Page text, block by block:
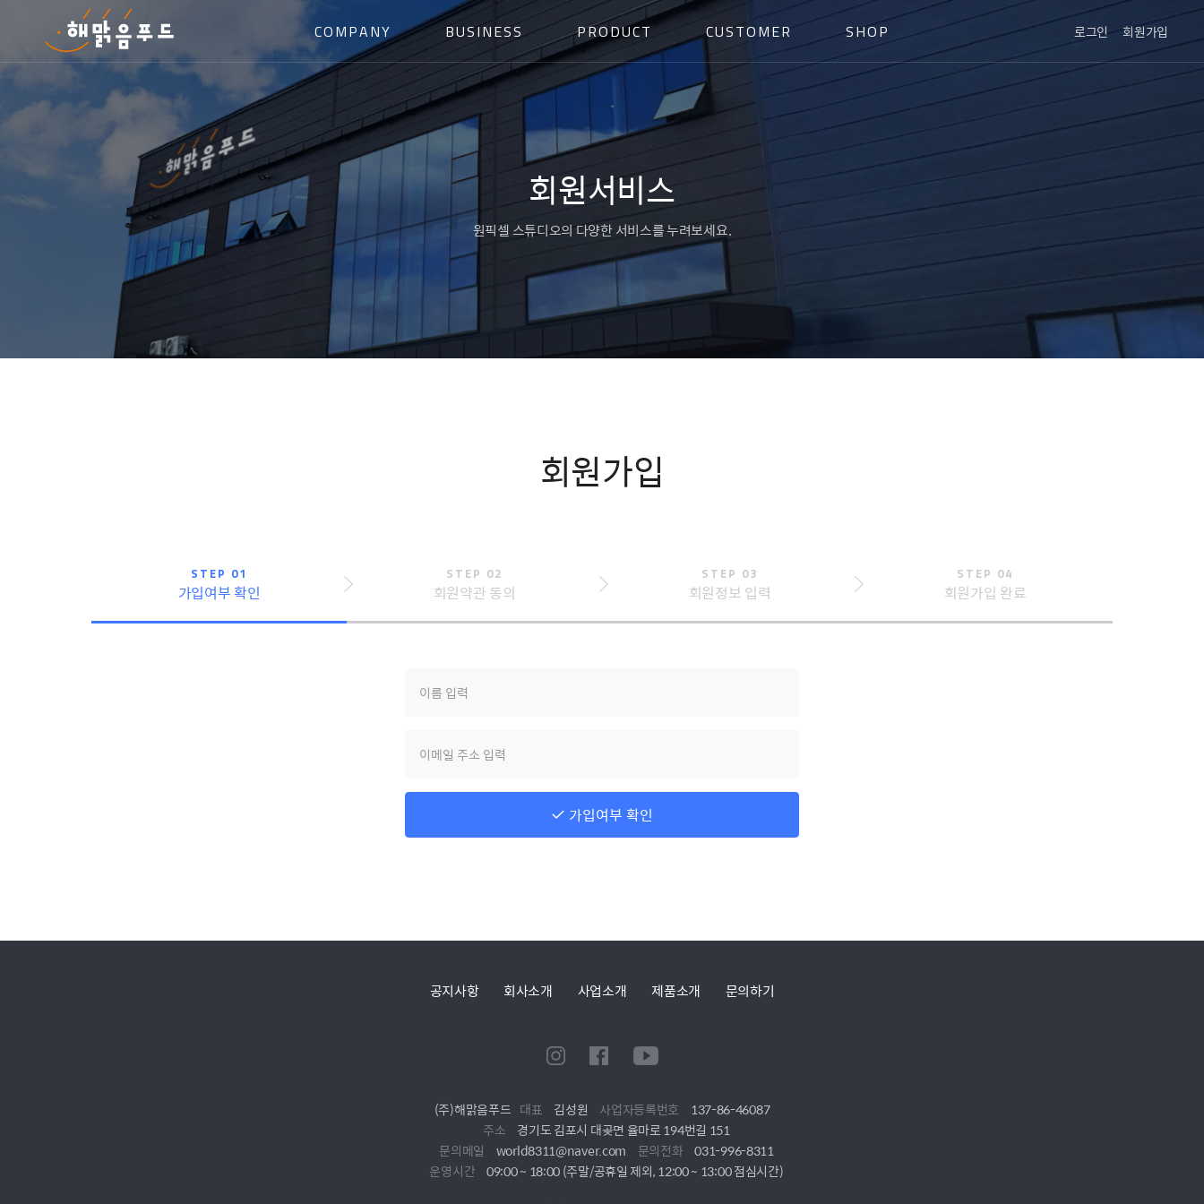
COMPANY BUSINESS PRODUCT CUSTOMER SHOP 로그인 회원가입
회원서비스
원픽셀 스튜디오의 다양한 서비스를 누려보세요.
회원가입
STEP 01
가입여부 확인
STEP 02
회원약관 동의
STEP 03
회원정보 입력
STEP 04
회원가입 완료
가입여부 확인
공지사항 회사소개 사업소개 제품소개 문의하기
(주)해맑음푸드 대표 김성원 사업자등록번호
137-86-46087
주소
경기도 김포시 대곶면 율마로 194번길 151
문의메일
world8311@naver.com 문의전화 031-996-8311
운영시간 09:00 ~ 18:00 (주말/공휴일 제외, 12:00 ~ 13:00 점심시간)